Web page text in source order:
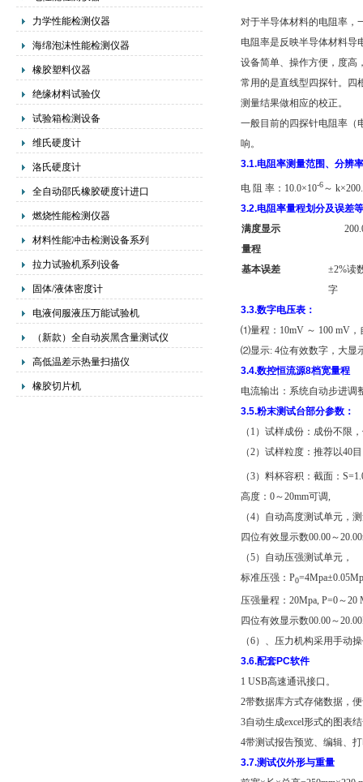
力学性能检测仪器
海绵泡沫性能检测仪器
橡胶塑料仪器
绝缘材料试验仪
试验箱检测设备
维氏硬度计
洛氏硬度计
全自动邵氏橡胶硬度计进口
燃烧性能检测仪器
材料性能冲击检测设备系列
拉力试验机系列设备
固体/液体密度计
电液伺服液压万能试验机
（新款）全自动炭黑含量测试仪
高低温差示热量扫描仪
橡胶切片机
对于半导体材料的电阻率，
电阻率是反映半导体材料导
设备简单、操作方便，度高
常用的是直线型四探针。四
测量结果做相应的校正。
一般目前的四探针电阻率（
响。
3.1.电阻率测量范围、分辨率
电 阻 率： 10.0×10-6～
3.2.电阻率量程划分及误差
满度显示
量程
基本误差
±2%读
字
3.3.数字电压表：
⑴量程： 10mV ～ 100 mV
⑵显示: 4位有效数字，大显
3.4.数控恒流源8档宽量程
电流输出：系统自动步进调
3.5.粉末测试台部分参数：
（ 1 ）试样成份：成份不限
（2）试样粒度：推荐以40
（3）料杯容积：截面：
高度： 0～20mm可调,
（4）自动高度测试单元，
四位有效显示数00.00～
（5）自动压强测试单元，
标准压强： P0
压强量程： 20Mpa, P=0～20
四位有效显示数00.00～
（6）、压力机构采用手动
3.6.配套PC软件
1 USB高速通讯接口。
2带数据库方式存储数据，
3自动生成excel形式的图表
4带测试报告预览、编辑、
3.7.测试仪外形与重量